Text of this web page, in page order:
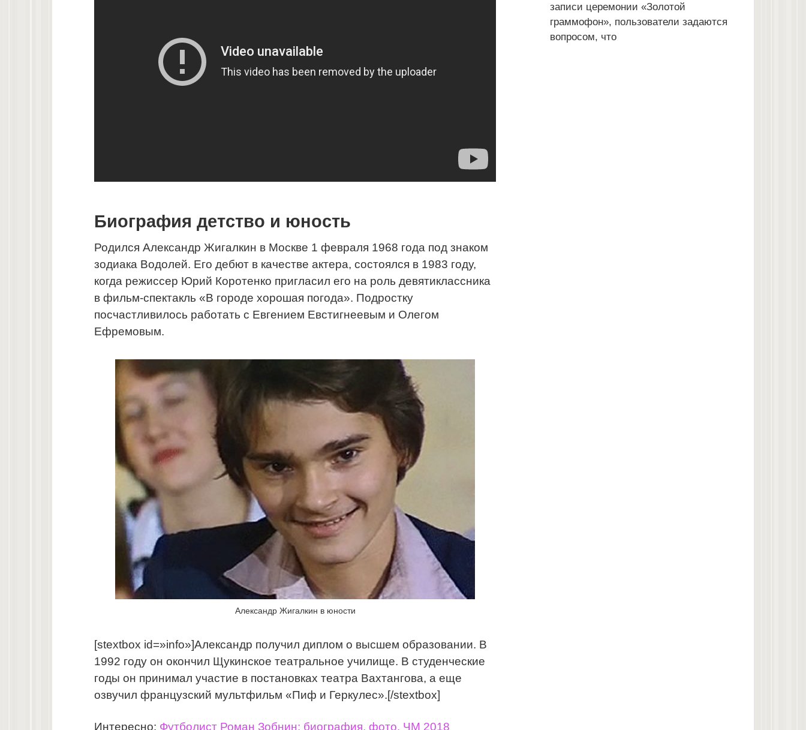
Биография детство и юность
Родился Александр Жигалкин в Москве 1 февраля 1968 года под знаком
зодиака Водолей. Его дебют в качестве актера, состоялся в 1983 году,
когда режиссер Юрий Коротенко пригласил его на роль девятиклассника
в фильм-спектакль «В городе хорошая погода». Подростку
посчастливилось работать с Евгением Евстигнеевым и Олегом
Ефремовым.
Александр Жигалкин в юности
[stextbox id=»info»]Александр получил диплом о высшем образовании. В
1992 году он окончил Щукинское театральное училище. В студенческие
годы он принимал участие в постановках театра Вахтангова, а еще
озвучил французский мультфильм «Пиф и Геркулес».[/stextbox]
Интересно: Футболист Роман Зобнин: биография, фото, ЧМ 2018
записи церемонии «Золотой
граммофон», пользователи задаются
вопросом, что